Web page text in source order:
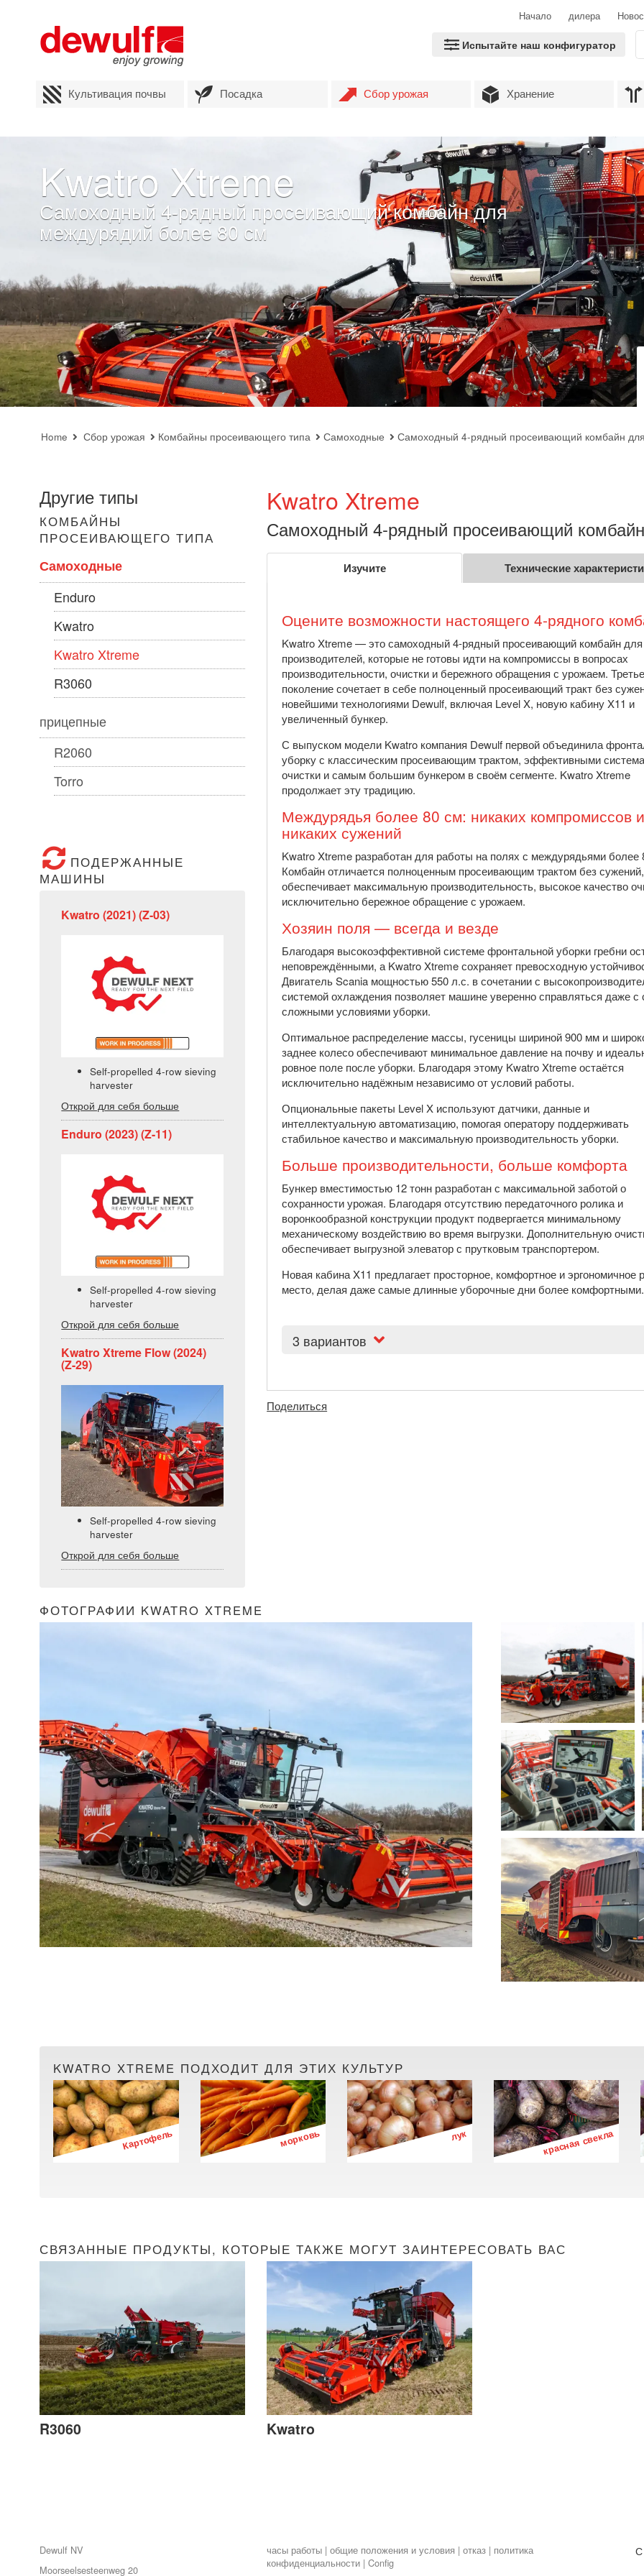
Начало дилера
Испытайте наш конфигуратор
Культивация почвы Посадка Сбор урожая Хранение
Kwatro Xtreme
Самоходный 4-рядный просеивающий комбайн для
междурядий более 80 см
Home Сбор урожая Комбайны просеивающего типа Самоходные Самоходный 4-рядный просеивающий комбайн
Другие типы
КОМБАЙНЫ
ПРОСЕИВАЮЩЕГО ТИПА
Самоходные
Enduro
Kwatro
Kwatro Xtreme
R3060
прицепные
R2060
Torro
ПОДЕРЖАННЫЕ
МАШИНЫ
Kwatro (2021) (Z-03)
Self-propelled 4-row sieving
harvester
Открой для себя больше
Enduro (2023) (Z-11)
Self-propelled 4-row sieving
harvester
Открой для себя больше
Kwatro Xtreme Flow (2024)
(Z-29)
Self-propelled 4-row sieving
harvester
Открой для себя больше
Kwatro Xtreme
Самоходный 4-рядный просеивающий
Изучите Технические
Оцените возможности настоящего 4-рядного
Kwatro Xtreme — это самоходный 4-рядный просеивающий комбайн для
производителей, которые не готовы идти на компромиссы в вопросах
производительности, очистки и бережного обращения с урожаем.
поколение сочетает в себе полноценный просеивающий тракт без
новейшими технологиями Dewulf, включая Level X, новую кабину X11 и
увеличенный бункер.
С выпуском модели Kwatro компания Dewulf первой объединила
уборку с классическим просеивающим трактом, эффективными
очистки и самым большим бункером в своём сегменте. Kwatro Xtreme
продолжает эту традицию.
Междурядья более 80 см: никаких компромиссов
никаких сужений
Kwatro Xtreme разработан для работы на полях с междурядьями более
Комбайн отличается полноценным просеивающим трактом без
обеспечивает максимальную производительность, высокое качество
исключительно бережное обращение с урожаем.
Хозяин поля — всегда и везде
Благодаря высокоэффективной системе фронтальной уборки гребни
неповреждёнными, а Kwatro Xtreme сохраняет превосходную
Двигатель Scania мощностью 550 л.с. в сочетании с
системой охлаждения позволяет машине уверенно справляться даже
сложными условиями уборки.
Оптимальное распределение массы, гусеницы шириной 900 мм и
заднее колесо обеспечивают минимальное давление на почву и
ровное поле после уборки. Благодаря этому Kwatro Xtreme остаётся
исключительно надёжным независимо от условий работы.
Опциональные пакеты Level X используют датчики, данные и
интеллектуальную автоматизацию, помогая оператору поддерживать
стабильное качество и максимальную производительность уборки.
Больше производительности, больше комфорта
Бункер вместимостью 12 тонн разработан с максимальной заботой о
сохранности урожая. Благодаря отсутствию передаточного ролика и
воронкообразной конструкции продукт подвергается минимальному
механическому воздействию во время выгрузки. Дополнительную
обеспечивает выгрузной элеватор с прутковым транспортером.
Новая кабина X11 предлагает просторное, комфортное и эргономичное
место, делая даже самые длинные уборочные дни более комфортными.
3 вариантов
Поделиться
ФОТОГРАФИИ KWATRO XTREME
KWATRO XTREME ПОДХОДИТ ДЛЯ ЭТИХ КУЛЬТУР
Картофель морковь лук красная свекла
СВЯЗАННЫЕ ПРОДУКТЫ, КОТОРЫЕ ТАКЖЕ МОГУТ ЗАИНТЕРЕСОВАТЬ ВАС
R3060 Kwatro
Dewulf NV
Moorseelsesteenweg 20
часы работы |общие положения и условия |отказ | политика
конфиденциальности |Config